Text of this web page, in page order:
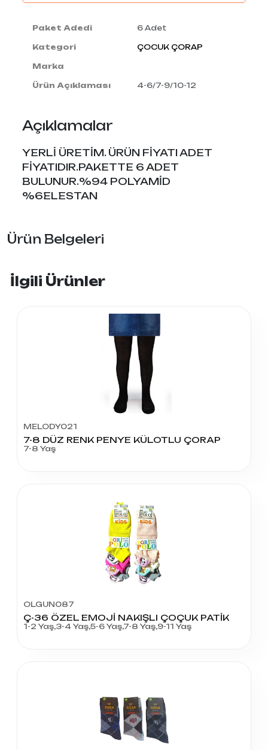
Paket Adedi 6 Adet
Kategori ÇOCUK ÇORAP
Marka
Ürün Açıklaması 4-6/7-9/10-12
Açıklamalar
YERLİ ÜRETİM. ÜRÜN FİYATI ADET
FİYATIDIR.PAKETTE 6 ADET
BULUNUR.%94 POLYAMİD
%6ELESTAN
Ürün Belgeleri
İlgili Ürünler
MELODY021
7-8 DÜZ RENK PENYE KÜLOTLU ÇORAP
7-8 Yaş
OLGUN087
Ç-36 ÖZEL EMOJİ NAKIŞLI ÇOÇUK PATİK
1-2 Yaş,3-4 Yaş,5-6 Yaş,7-8 Yaş,9-11 Yaş